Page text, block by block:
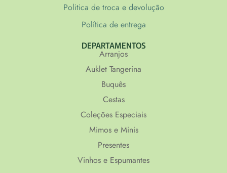
Politica de troca e devolução
Política de entrega
DEPARTAMENTOS
Arranjos
Auklet Tangerina
Buquês
Cestas
Coleções Especiais
Mimos e Minis
Presentes
Vinhos e Espumantes